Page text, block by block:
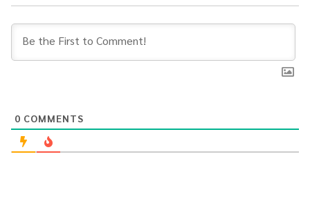
0 COMMENTS